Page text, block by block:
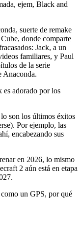
ejem, Black and
suerte de remake
donde comparte
Jack, a un
familiares, y Paul
de la serie
Anaconda.
es adorado por los
son los últimos éxitos
Por ejemplo, las
encabezando sus
en 2026, lo mismo
2 aún está en etapa
un GPS, por qué